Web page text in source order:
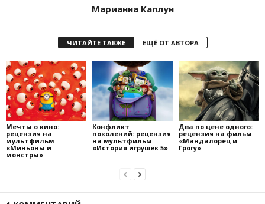
Марианна Каплун
ЧИТАЙТЕ ТАКЖЕ ЕЩЁ ОТ АВТОРА
Мечты о кино:
рецензия на
мультфильм
«Миньоны и
монстры»
Конфликт
поколений: рецензия
на мультфильм
«История игрушек 5»
Два по цене одного:
рецензия на фильм
«Мандалорец и
Грогу»